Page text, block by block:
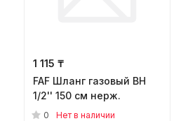
1 115 ₸
FAF Шланг газовый ВН
1/2'' 150 см нерж.
0 Нет в наличии